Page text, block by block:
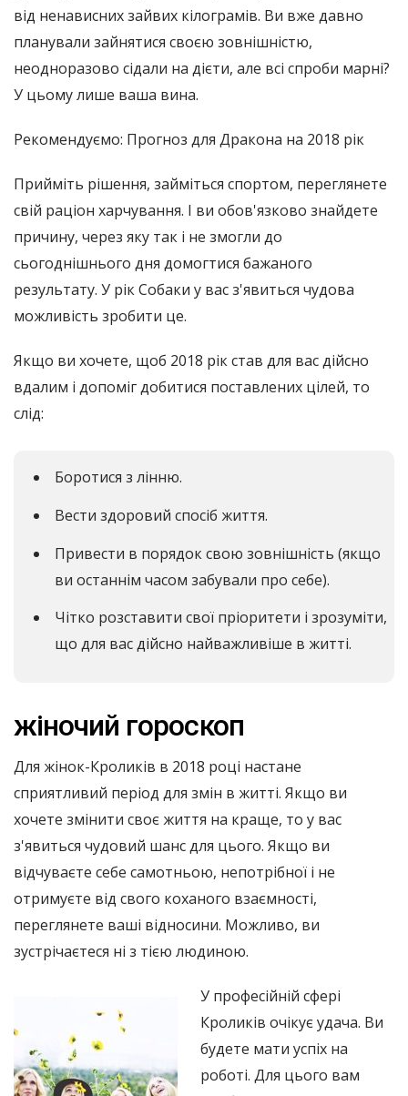
від ненависних зайвих кілограмів. Ви вже давно
планували зайнятися своєю зовнішністю,
неодноразово сідали на дієти, але всі спроби марні?
У цьому лише ваша вина.
Рекомендуємо: Прогноз для Дракона на 2018 рік
Прийміть рішення, займіться спортом, переглянете
свій раціон харчування. І ви обов'язково знайдете
причину, через яку так і не змогли до
сьогоднішнього дня домогтися бажаного
результату. У рік Собаки у вас з'явиться чудова
можливість зробити це.
Якщо ви хочете, щоб 2018 рік став для вас дійсно
вдалим і допоміг добитися поставлених цілей, то
слід:
Боротися з лінню.
Вести здоровий спосіб життя.
Привести в порядок свою зовнішність (якщо
ви останнім часом забували про себе).
Чітко розставити свої пріоритети і зрозуміти,
що для вас дійсно найважливіше в житті.
жіночий гороскоп
Для жінок-Кроликів в 2018 році настане
сприятливий період для змін в житті. Якщо ви
хочете змінити своє життя на краще, то у вас
з'явиться чудовий шанс для цього. Якщо ви
відчуваєте себе самотньою, непотрібної і не
отримуєте від свого коханого взаємності,
переглянете ваші відносини. Можливо, ви
зустрічаєтеся ні з тією людиною.
У професійній сфері
Кроликів очікує удача. Ви
будете мати успіх на
роботі. Для цього вам